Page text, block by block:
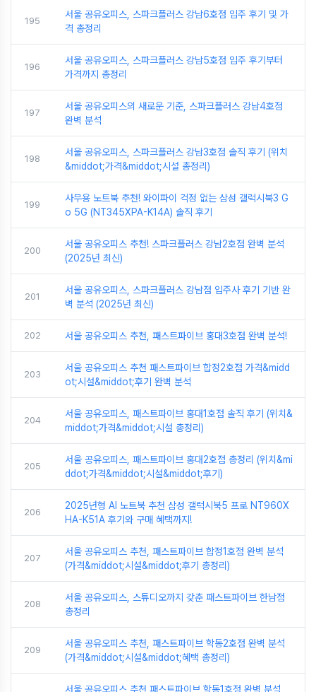
195
서울 공유오피스, 스파크플러스 강남6호점 입주 후기 및 가
격 총정리
196
서울 공유오피스, 스파크플러스 강남5호점 입주 후기부터
가격까지 총정리
197
서울 공유오피스의 새로운 기준, 스파크플러스 강남4호점
완벽 분석
198
서울 공유오피스, 스파크플러스 강남3호점 솔직 후기 (위치
&middot;가격&middot;시설 총정리)
199
사무용 노트북 추천! 와이파이 걱정 없는 삼성 갤럭시북3 G
o 5G (NT345XPA-K14A) 솔직 후기
200
서울 공유오피스 추천! 스파크플러스 강남2호점 완벽 분석
(2025년 최신)
201
서울 공유오피스, 스파크플러스 강남점 입주사 후기 기반 완
벽 분석 (2025년 최신)
202 서울 공유오피스 추천, 패스트파이브 홍대3호점 완벽 분석!
203
서울 공유오피스 추천 패스트파이브 합정2호점 가격&midd
ot;시설&middot;후기 완벽 분석
204
서울 공유오피스, 패스트파이브 홍대1호점 솔직 후기 (위치&
middot;가격&middot;시설 총정리)
205
서울 공유오피스, 패스트파이브 홍대2호점 총정리 (위치&mi
ddot;가격&middot;시설&middot;후기)
206
2025년형 AI 노트북 추천 삼성 갤럭시북5 프로 NT960X
HA-K51A 후기와 구매 혜택까지!
207
서울 공유오피스 추천, 패스트파이브 합정1호점 완벽 분석
(가격&middot;시설&middot;후기 총정리)
208
서울 공유오피스, 스튜디오까지 갖춘 패스트파이브 한남점
총정리
209
서울 공유오피스 추천, 패스트파이브 학동2호점 완벽 분석
(가격&middot;시설&middot;혜택 총정리)
서울 공유오피스 추천 패스트파이브 학동1호점 완벽 분석